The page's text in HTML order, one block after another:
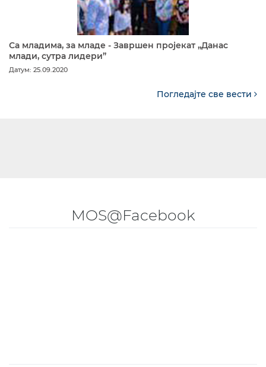
Са младима, за младе - Завршен пројекат „Данас
млади, сутра лидери”
Датум: 25.09.2020
Погледајте све вести
MOS@Facebook